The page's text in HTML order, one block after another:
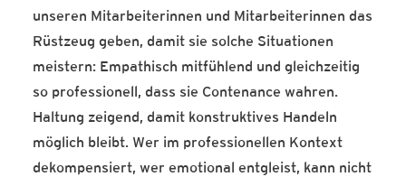
unseren Mitarbeiterinnen und Mitarbeiterinnen das
Rüstzeug geben, damit sie solche Situationen
meistern: Empathisch mitfühlend und gleichzeitig
so professionell, dass sie Contenance wahren.
Haltung zeigend, damit konstruktives Handeln
möglich bleibt. Wer im professionellen Kontext
dekompensiert, wer emotional entgleist, kann nicht